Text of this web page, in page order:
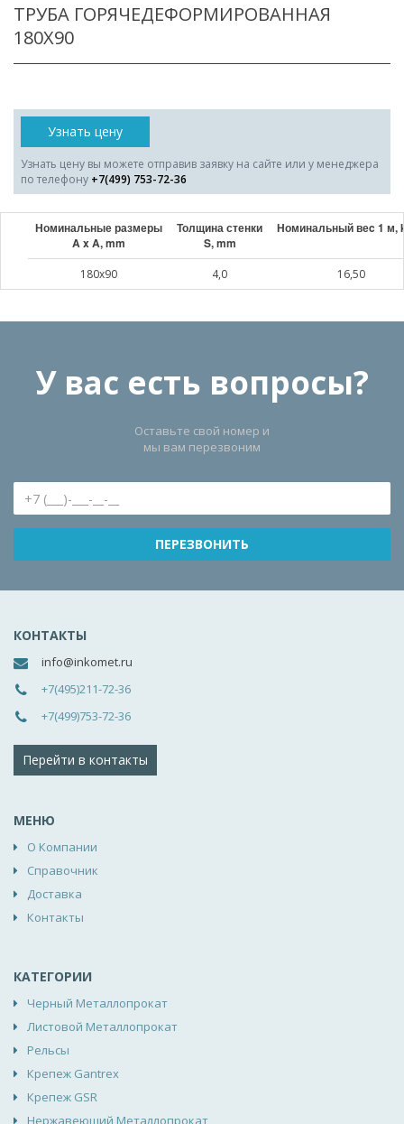
ТРУБА ГОРЯЧЕДЕФОРМИРОВАННАЯ
180X90
Узнать цену
Узнать цену вы можете отправив заявку на сайте или у менеджера
по телефону +7(499) 753-72-36
Номинальные размеры
A x A, mm
Толщина стенки
S, mm
Номинальный веc 1 м,
180x90 4,0 16,50
У вас есть вопросы?
Оставьте свой номер и
мы вам перезвоним
КОНТАКТЫ
info@inkomet.ru
+7(495)211-72-36
+7(499)753-72-36
Перейти в контакты
МЕНЮ
О Компании
Справочник
Доставка
Контакты
КАТЕГОРИИ
Черный Металлопрокат
Листовой Металлопрокат
Рельсы
Крепеж Gantrex
Крепеж GSR
Нержавеющий Металлопрокат